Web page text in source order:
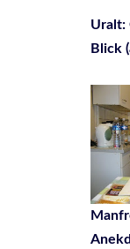
Uralt:
Blick